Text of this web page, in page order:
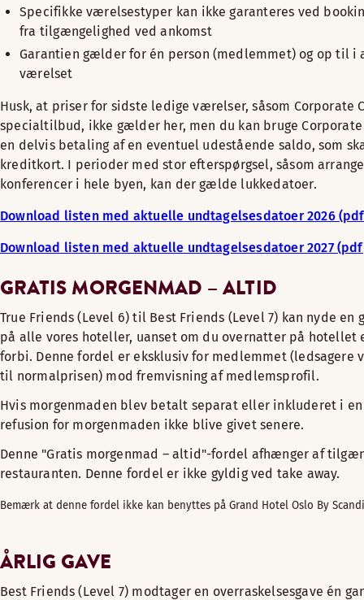
Specifikke værelsestyper kan ikke garanteres ved
fra tilgængelighed ved ankomst
Garantien gælder for én person (medlemmet) og op til i
værelset
Husk, at priser for sidste ledige værelser, såsom Corporate
specialtilbud, ikke gælder her, men du kan bruge
en delvis betaling af en eventuel udestående saldo, som
kreditkort. I perioder med stor efterspørgsel, såsom
konferencer i hele byen, kan der gælde lukkedatoer.
Download listen med aktuelle undtagelsesdatoer 2026
Download listen med aktuelle undtagelsesdatoer 2027
GRATIS MORGENMAD – ALTID
True Friends (Level 6) til Best Friends (Level 7) kan nyde en
på alle vores hoteller, uanset om du overnatter på hotellet
forbi. Denne fordel er eksklusiv for medlemmet
til normalprisen) mod fremvisning af medlemsprofil.
Hvis morgenmaden blev betalt separat eller inkluderet i
refusion for morgenmaden ikke blive givet senere.
Denne "Gratis morgenmad – altid"-fordel afhænger af
restauranten. Denne fordel er ikke gyldig ved take away.
Bemærk at denne fordel ikke kan benyttes på Grand Hotel Oslo By
ÅRLIG GAVE
Best Friends (Level 7) modtager en overraskelsesgave én